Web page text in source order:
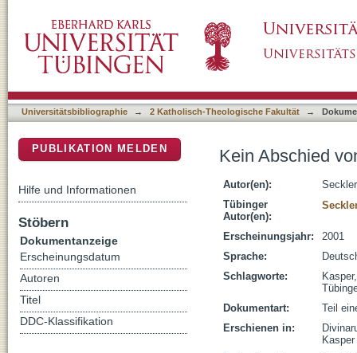
Universitätsbibliographie → 2 Katholisch-Theologische Fakultät →
Kein Abschied
Autor(en):
Tübinger
Autor(en):
Erscheinungsjahr:
2001
Sprache:
Schlagworte:
Dokumentart:
Teil
Erschienen in:
PUBLIKATION MELDEN
Hilfe und Informationen
Stöbern
Dokumentanzeige
Erscheinungsdatum
Autoren
Titel
DDC-Klassifikation